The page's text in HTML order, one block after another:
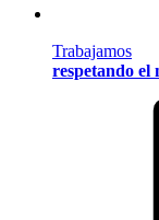
Trabajamos
respetando el